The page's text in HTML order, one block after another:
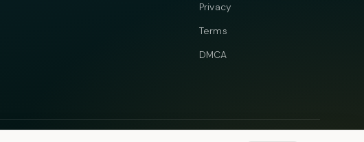
Privacy
Terms
DMCA